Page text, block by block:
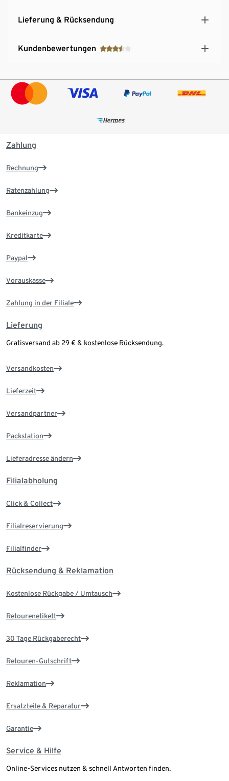
Lieferung & Rücksendung
Kundenbewertungen
Zahlung
Rechnung
Ratenzahlung
Bankeinzug
Kreditkarte
Paypal
Vorauskasse
Zahlung in der Filiale
Lieferung
Gratisversand ab 29 € & kostenlose Rücksendung.
Versandkosten
Lieferzeit
Versandpartner
Packstation
Lieferadresse ändern
Filialabholung
Click & Collect
Filialreservierung
Filialfinder
Rücksendung & Reklamation
Kostenlose Rückgabe / Umtausch
Retourenetikett
30 Tage Rückgaberecht
Retouren-Gutschrift
Reklamation
Ersatzteile & Reparatur
Garantie
Service & Hilfe
Online-Services nutzen & schnell Antworten finden.